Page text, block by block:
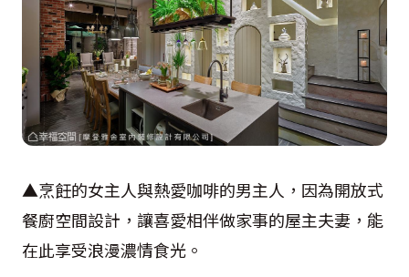
▲烹飪的女主人與熱愛咖啡的男主人，因為開放式
餐廚空間設計，讓喜愛相伴做家事的屋主夫妻，能
在此享受浪漫濃情食光。